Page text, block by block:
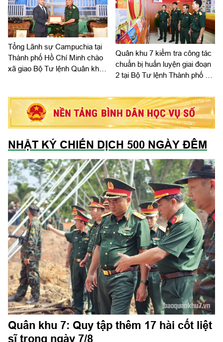
Tổng Lãnh sự Campuchia tại
Thành phố Hồ Chí Minh chào
xã giao Bộ Tư lệnh Quân khu
Quân khu 7 kiểm tra công tác
chuẩn bị huấn luyện giai đoạn
2 tại Bộ Tư lệnh Thành phố Hồ
NHẬT KÝ CHIẾN DỊCH 500 NGÀY ĐÊM
Quân khu 7: Quy tập thêm 17 hài cốt liệt
sĩ trong ngày 7/8